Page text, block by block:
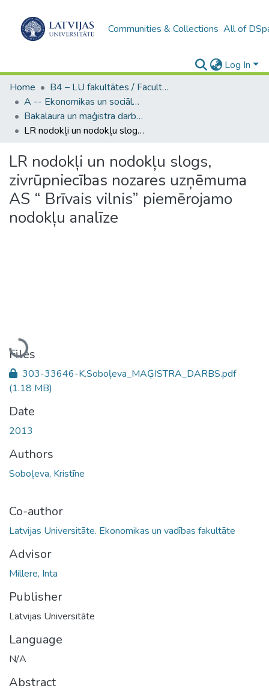
Communities & Collections All of
Log In
Home
B4 – LU fakultātes / Faculties of the UL
A -- Ekonomikas un sociālo zinātņu fakultāte / Faculty of Economics and Social Sciences
Bakalaura un maģistra darbi (ESZF) / Bachelor's and Master's theses
LR nodokļi un nodokļu slogs, zivrūpniecības nozares uzņēmuma AS “ Brīvais vilnis” piemērojamo nodokļu analīze
LR nodokļi un nodokļu slogs,
zivrūpniecības nozares uzņēmuma
AS “ Brīvais vilnis” piemērojamo
nodokļu analīze
Loading...
Files
303-33646-K.Soboļeva_MAĢISTRA_DARBS.pdf
(1.18 MB)
Date
2013
Authors
Soboļeva, Kristīne
Co-author
Latvijas Universitāte. Ekonomikas un vadības fakultāte
Advisor
Millere, Inta
Publisher
Latvijas Universitāte
Language
N/A
Abstract